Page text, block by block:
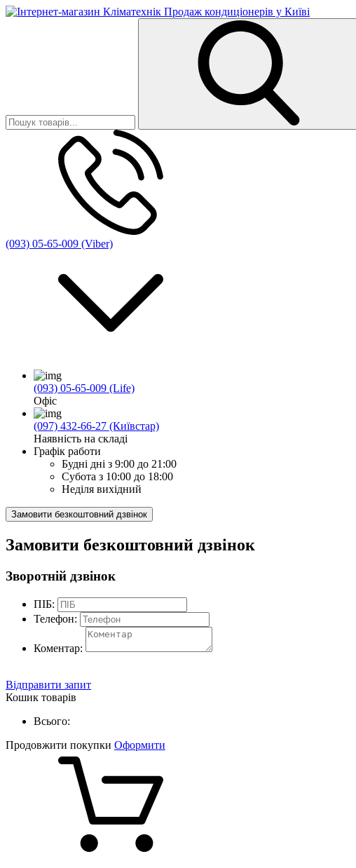
(093) 05-65-009 (Viber)
(093) 05-65-009 (Life)
Офіс
(097) 432-66-27 (Київстар)
Наявність на складі
Графік работи
Будні дні з 9:00 до 21:00
Субота з 10:00 до 18:00
Неділя вихідний
Замовити безкоштовний дзвінок
Замовити безкоштовний дзвінок
Зворотній дзвінок
ПІБ:
Телефон:
Коментар:
Відправити запит
Кошик товарів
Всього:
Продовжити покупки Оформити